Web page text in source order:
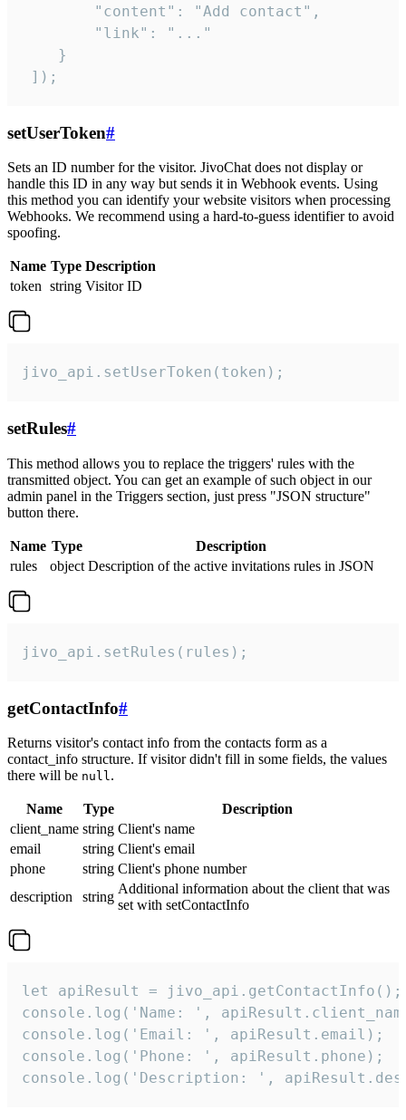
        "content": "Add contact",
        "link": "..."
    }
]);
setUserToken#
Sets an ID number for the visitor. JivoChat does not display or
handle this ID in any way but sends it in Webhook events. Using
this method you can identify your website visitors when processing
Webhooks. We recommend using a hard-to-guess identifier to avoid
spoofing.
Name Type Description
token string Visitor ID
jivo_api.setUserToken(token);
setRules#
This method allows you to replace the triggers' rules with the
transmitted object. You can get an example of such object in our
admin panel in the Triggers section, just press "JSON structure"
button there.
Name Type
Description
rules
object Description of the active invitations rules in JSON
jivo_api.setRules(rules);
getContactInfo#
Returns visitor's contact info from the contacts form as a
contact_info structure. If visitor didn't fill in some fields, the values
there will be null.
Name Type
Description
client_name string Client's name
email
string Client's email
phone
string Client's phone number
description
string
Additional information about the client that was
set with setContactInfo
let apiResult = jivo_api.getContactInfo();
console.log('Name: ',
console.log('Email: ', apiResult.email);
console.log('Phone: ', apiResult.phone);
console.log('Description: ',